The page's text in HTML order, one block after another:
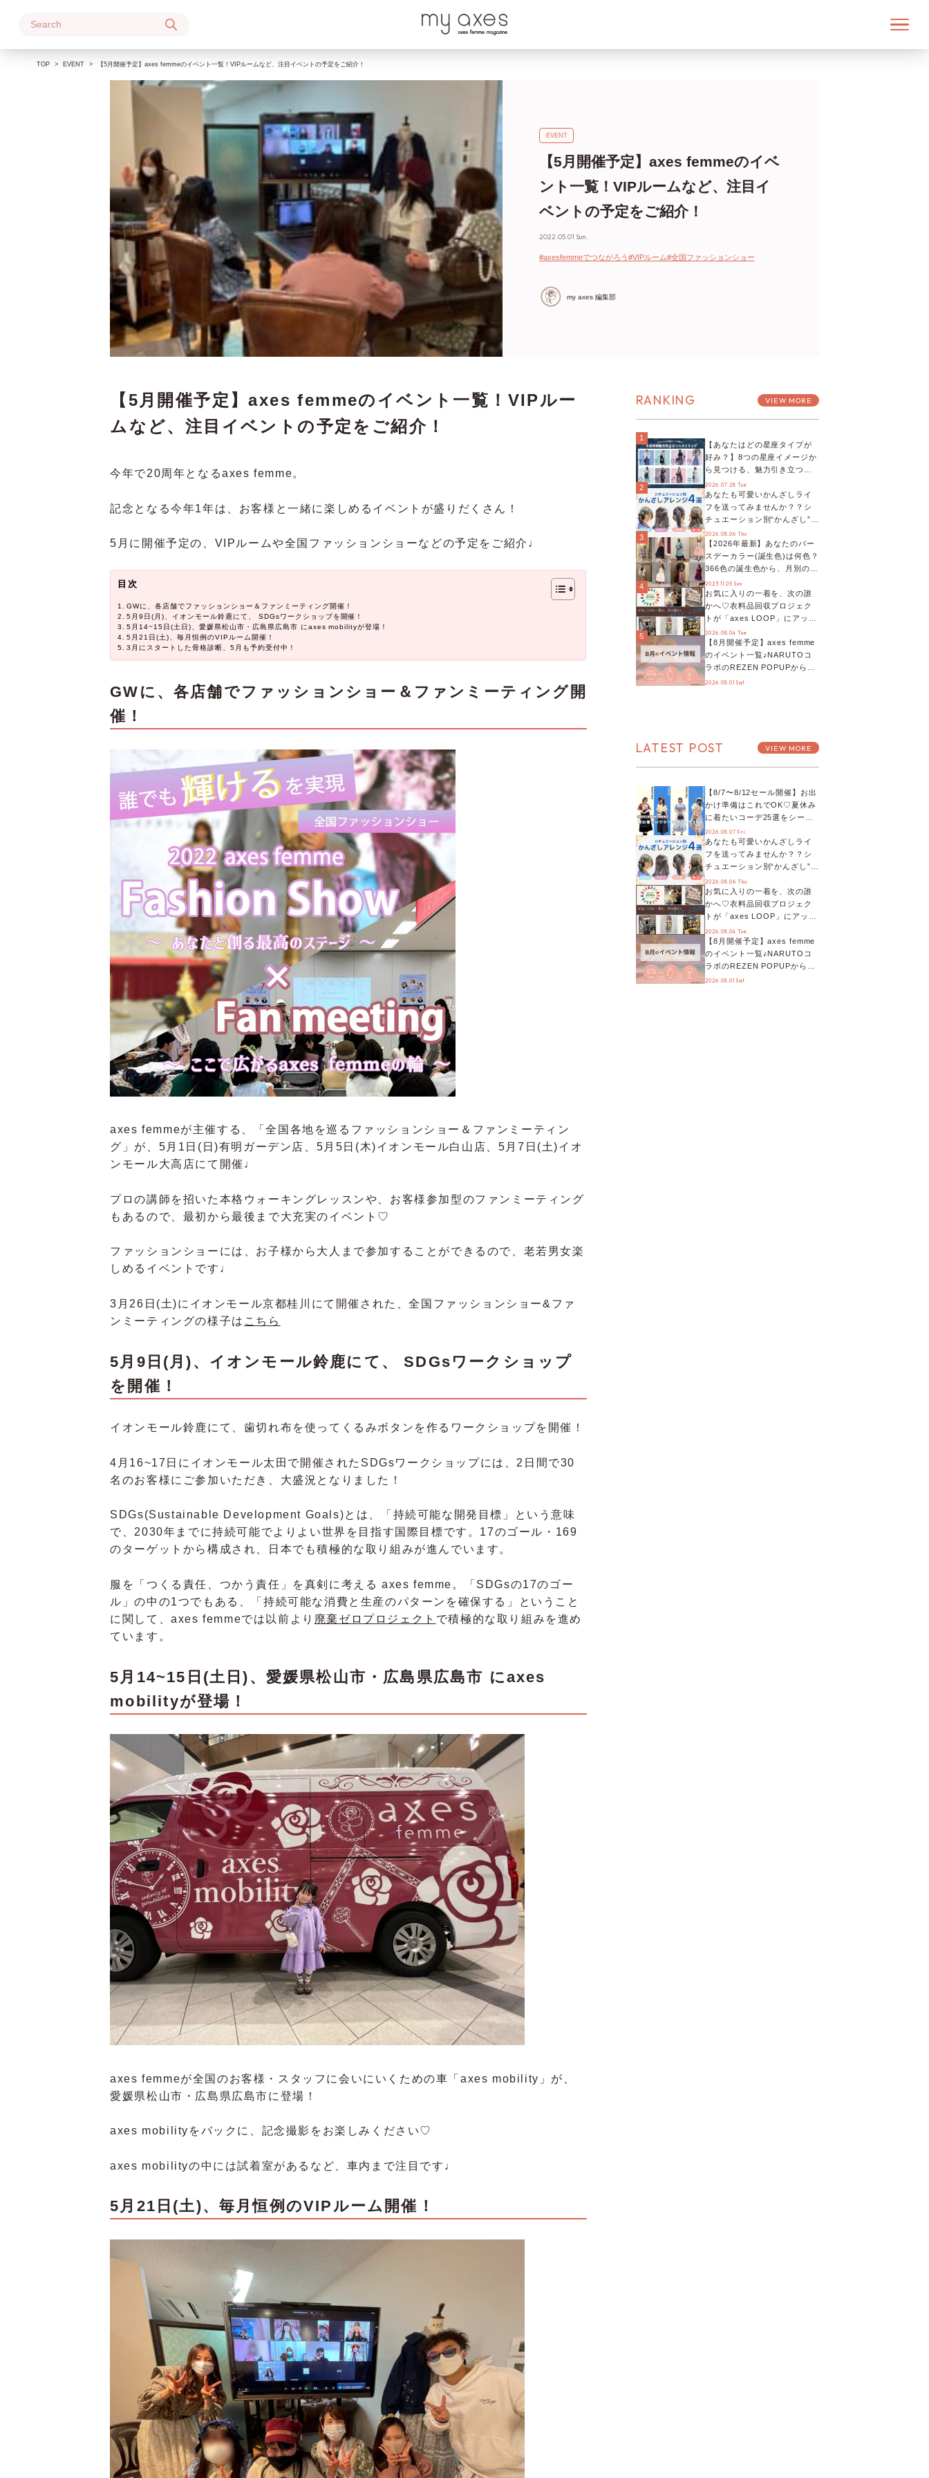
TOP EVENT 【5月開催予定】axes femmeのイベント一覧！VIPルームなど、注目イベントの予定をご紹介！
EVENT
【5月開催予定】axes femmeのイベ
ント一覧！VIPルームなど、注目イ
ベントの予定をご紹介！
2022.05.01 Sun.
#axesfemmeでつながろう #VIPルーム#全国ファッションショー
my axes 編集部
【5月開催予定】axes femmeのイベント一覧！VIPルー
ムなど、注目イベントの予定をご紹介！
今年で20周年となるaxes femme。
記念となる今年1年は、お客様と一緒に楽しめるイベントが盛りだくさん！
5月に開催予定の、VIPルームや全国ファッションショーなどの予定をご紹介♩
目次
GWに、各店舗でファッションショー＆ファンミーティング開催！
5月9日(月)、イオンモール鈴鹿にて、 SDGsワークショップを開催！
5月14~15日(土日)、愛媛県松山市・広島県広島市 にaxes mobilityが登場！
5月21日(土)、毎月恒例のVIPルーム開催！
3月にスタートした骨格診断、5月も予約受付中！
GWに、 各店舗でファッションショー＆ファンミーティング開
催 ！
axes femmeが主催する、「全国各地を巡るファッションショー＆ファンミーティン
グ」が、5月1日(日)有明ガーデン店、5月5日(木)イオンモール白山店、5月7日(土)イオ
ンモール大高店にて開催♩
プロの講師を招いた本格ウォーキングレッスンや、お客様参加型のファンミーティング
もあるので、最初から最後まで大充実のイベント♡
ファッションショーには、お子様から大人まで参加することができるので、老若男女楽
しめるイベントです♩
3月26日(土)に イオンモール京都桂川にて開催された、全国ファッションショー&ファ
ンミーティングの様子は こちら
5月9日(月)、イオンモール鈴鹿にて、
SDGsワークショップ
を開催！
イオンモール鈴鹿にて、歯切れ布を使ってくるみボタンを作るワークショップを開催！
4月16~17日にイオンモール太田で開催された SDGsワークショップには、2日間で30
名のお客様にご参加いただき、大盛況となりました！
SDGs(Sustainable Development Goals)とは、「持続可能な開発目標」という意味
で、2030年までに持続可能でよりよい世界を目指す国際目標です。17のゴール・169
のターゲットから構成され、日本でも積極的な取り組みが進んでいます。
服を「つくる責任、つかう責任」を真剣に考える axes femme。「SDGsの17のゴー
ル」の中の1つでもある、「持続可能な消費と生産のパターンを確保する」ということ
に関して、axes femmeでは以前より 廃棄ゼロプロジェクト で積極的な取り組みを進め
ています。
5月14~15日(土日)、愛媛県松山市・広島県広島市 にaxes
mobilityが登場！
axes femmeが全国のお客様・スタッフに会いにいくための車「 axes mobility」が、
愛媛県松山市・広島県広島市に登場！
axes mobilityをバックに、記念撮影をお楽しみください♡
axes mobilityの中には試着室があるなど、車内まで注目です♩
5月21日(土)、毎月恒例のVIPルーム開催！
RANKING VIEW MORE
1
【あなたはどの星座タイプが
好み？】8つの星座イメージか
ら見つける、魅力引き立つス
タイリング♡
2026.07.28 Tue
2
あなたも可愛いかんざしライ
フを送ってみませんか？？シ
チュエーション別“かんざし”の
オススメ【ショップスタッフ
編集部】
2026.08.06 Thu
3
【2026年最新】あなたのバー
スデーカラー(誕生色)は何色？
366色の誕生色から、月別の誕
生色、バースデーカラーコー
デまでご紹介♡
2023.11.05 Sun
4
お気に入りの一着を、次の誰
かへ♡衣料品回収プロジェク
トが「axes LOOP」にアップ
デート！活用するとポイント
が手に入る◎
2026.08.04 Tue
5
【8月開催予定】axes femme
のイベント一覧♪NARUTOコ
ラボのREZEN POPUPから、
プチYour Stage.、ティーパー
2026.08.01 Sat
LATEST POST VIEW MORE
【8/7〜8/12セール開催】お出
かけ準備はこれでOK♡夏休み
に着たいコーデ25選をシーン
別に徹底解説！
2026.08.07 Fri.
あなたも可愛いかんざしライ
フを送ってみませんか？？シ
チュエーション別“かんざし”の
オススメ【ショップスタッフ
編集部】
2026.08.06 Thu.
お気に入りの一着を、次の誰
かへ♡衣料品回収プロジェク
トが「axes LOOP」にアップ
デート！活用するとポイント
が手に入る◎
2026.08.04 Tue.
【8月開催予定】axes femme
のイベント一覧♪NARUTOコ
ラボのREZEN POPUPから、
プチYour Stage.、ティーパー
2026.08.01 Sat.